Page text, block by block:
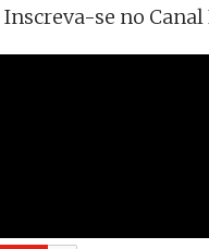
Inscreva-se no Canal